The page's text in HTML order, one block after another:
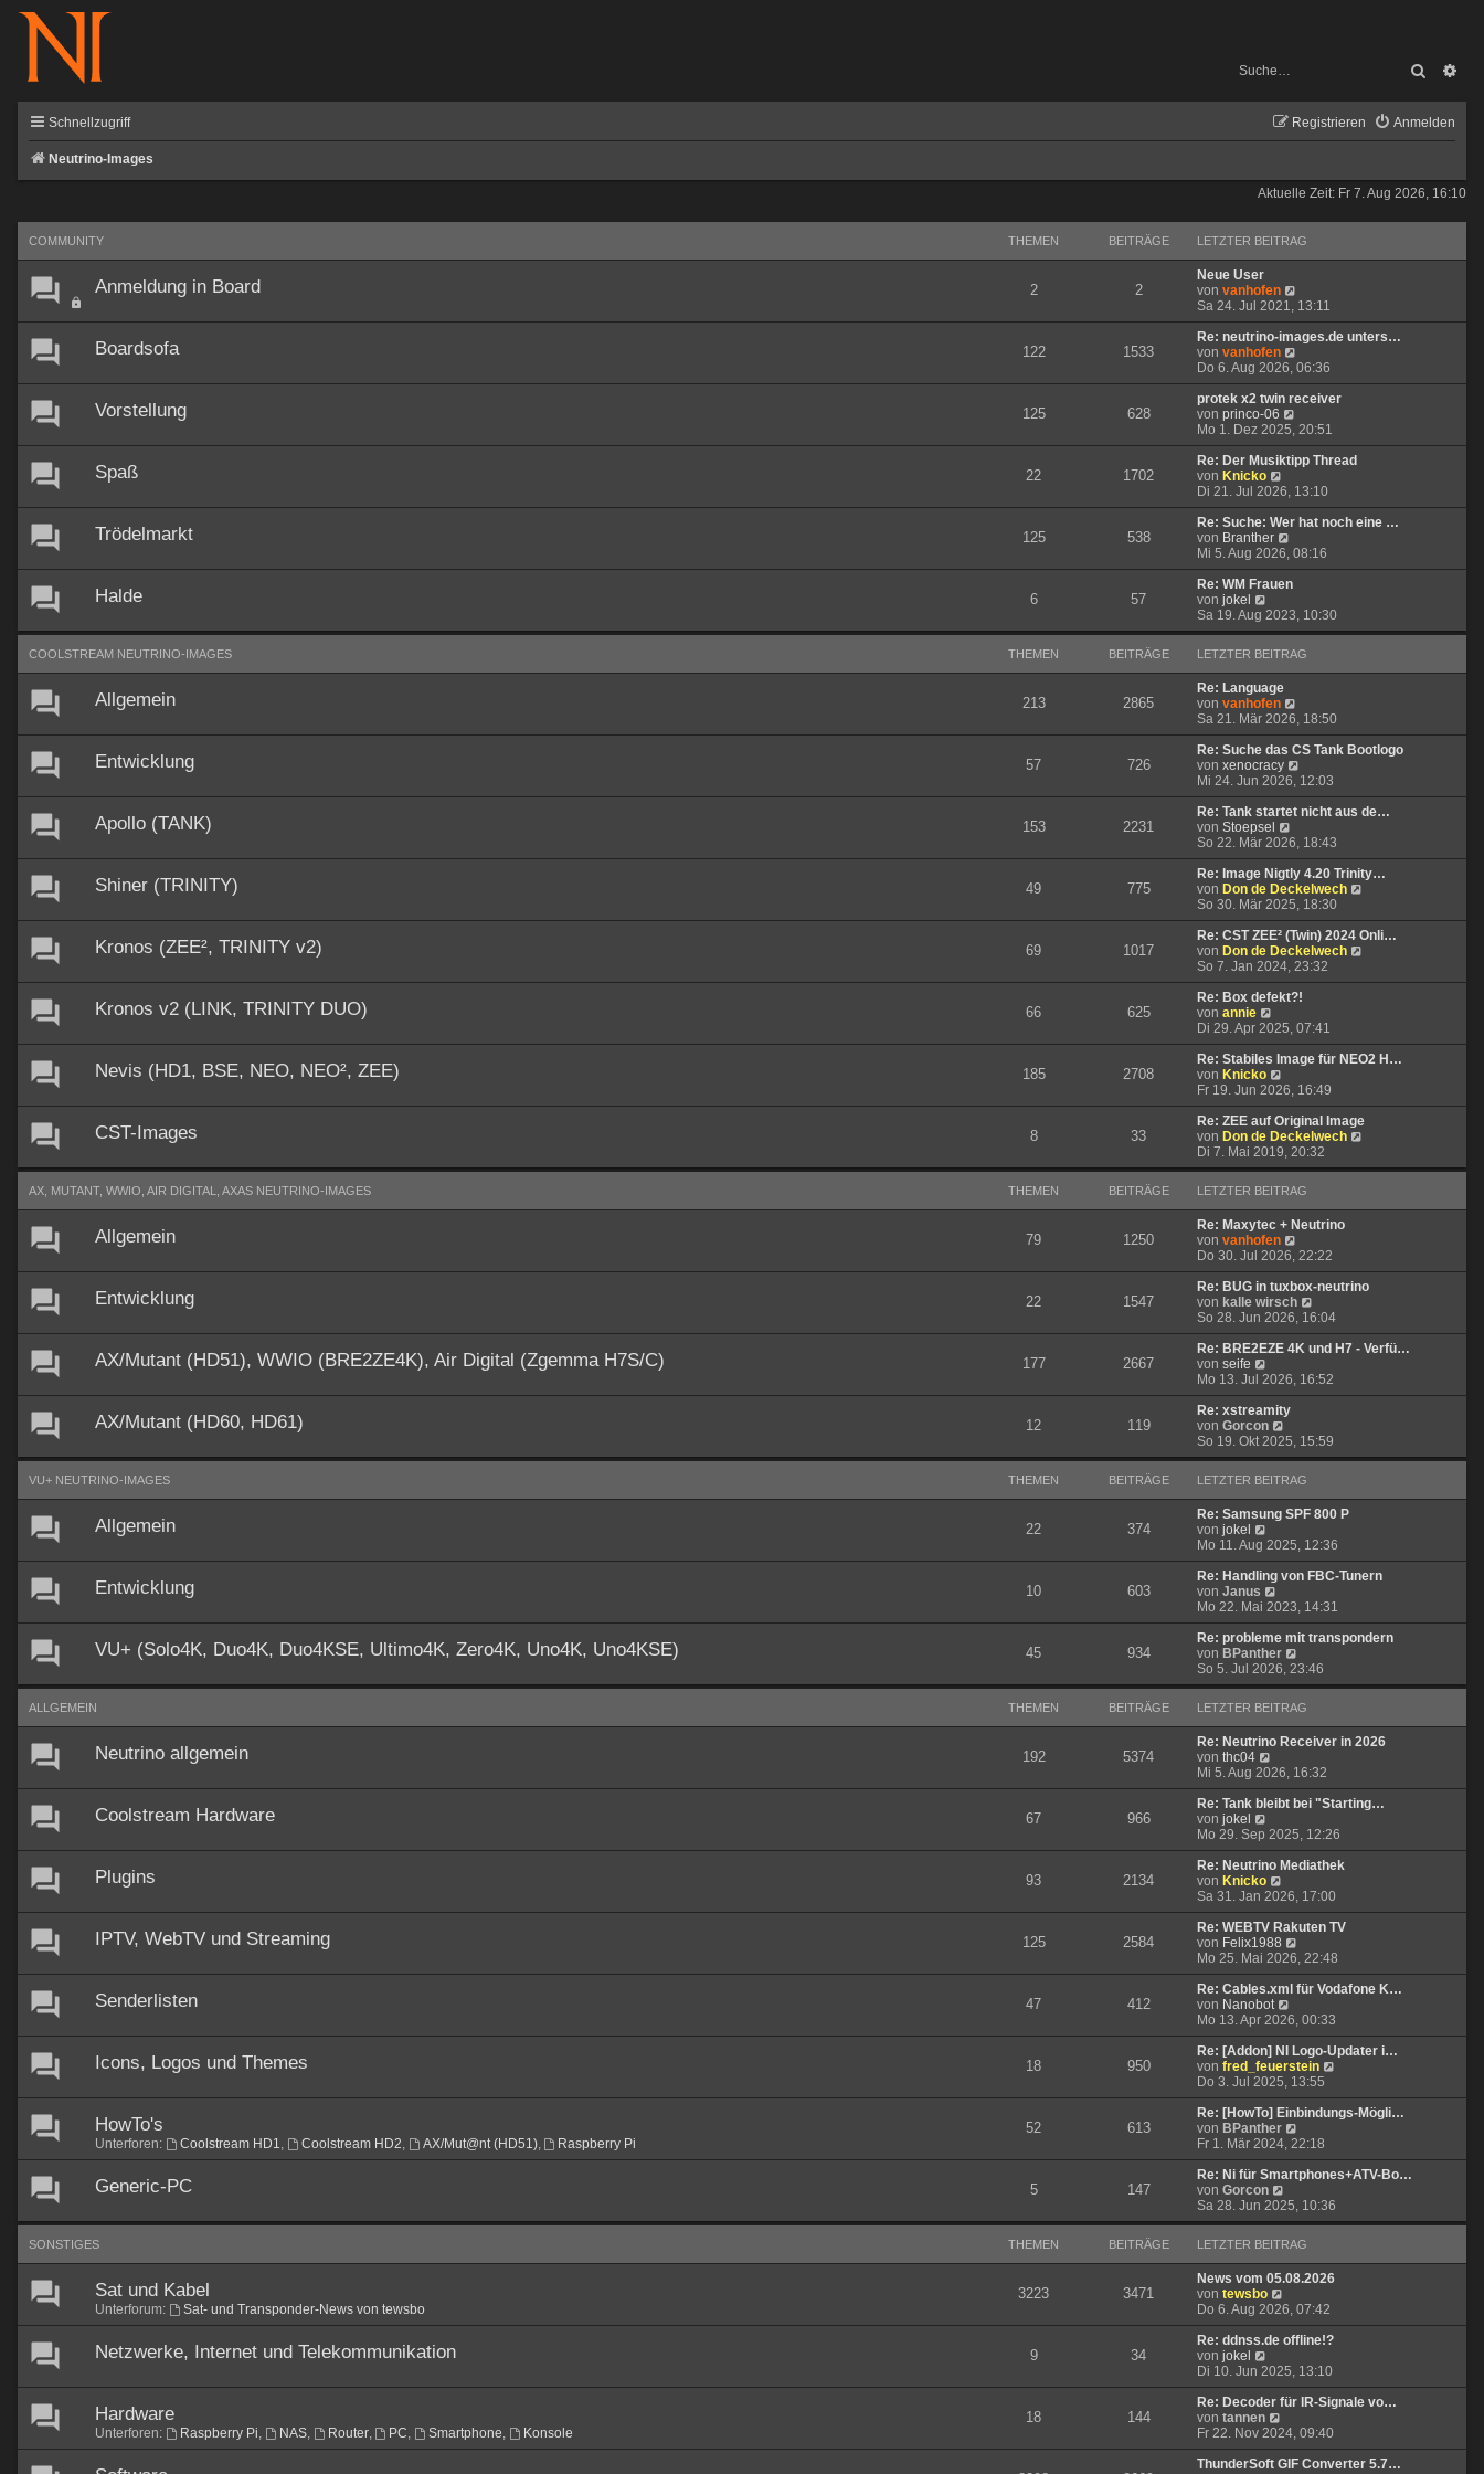
Suche
Schnellzugriff Anmelden
Registrieren
Neutrino-Images
Aktuelle Zeit: Fr 7. Aug 2026, 16:10
COMMUNITY THEMEN BEITRÄGE LETZTER BEITRAG
Anmeldung in Board 2 2
Neue User
von vanhofen
e
u
e
t
e
r
e
i
t
a
g
Sa 24. Jul 2021, 13:11
Boardsofa 122 1533
Re: neutrino-images.de unters…
von vanhofen
e
u
e
t
e
r
e
i
t
a
g
Do 6. Aug 2026, 06:36
Vorstellung 125 628
protek x2 twin receiver
von princo-06
e
u
e
t
e
r
e
i
g
Mo 1. Dez 2025, 20:51
Spaß 22 1702
Re: Der Musiktipp Thread
von Knicko
e
u
e
s
t
e
r
e
i
r
a
g
Di 21. Jul 2026, 13:10
Trödelmarkt 125 538
Re: Suche: Wer hat noch eine …
von Branther
e
u
e
t
e
B
e
t
r
a
g
Mi 5. Aug 2026, 08:16
Halde 6 57
Re: WM Frauen
von jokel
e
u
s
t
e
r
B
e
i
t
r
a
g
Sa 19. Aug 2023, 10:30
COOLSTREAM NEUTRINO-IMAGES THEMEN BEITRÄGE LETZTER BEITRAG
Allgemein 213 2865
Re: Language
von vanhofen
e
u
e
s
e
r
e
i
t
r
a
g
Sa 21. Mär 2026, 18:50
Entwicklung 57 726
Re: Suche das CS Tank Bootlogo
von xenocracy
e
u
e
e
r
B
e
i
t
r
a
g
Mi 24. Jun 2026, 12:03
Apollo (TANK) 153 2231
Re: Tank startet nicht aus de…
von Stoepsel
e
u
e
s
t
e
r
B
e
i
t
a
g
So 22. Mär 2026, 18:43
Shiner (TRINITY) 49 775
Re: Image Nigtly 4.20 Trinity…
von Don de Deckelwech
u
e
e
i
t
g
So 30. Mär 2025, 18:30
Kronos (ZEE², TRINITY v2) 69 1017
Re: CST ZEE² (Twin) 2024 Onli…
von Don de Deckelwech
u
e
r
i
t
g
So 7. Jan 2024, 23:32
Kronos v2 (LINK, TRINITY DUO) 66 625
Re: Box defekt?!
von annie
e
u
e
s
t
e
r
B
e
i
r
a
g
Di 29. Apr 2025, 07:41
Nevis (HD1, BSE, NEO, NEO², ZEE) 185 2708
Re: Stabiles Image für NEO2 H…
von Knicko
e
u
e
s
t
e
B
e
i
t
r
a
g
Fr 19. Jun 2026, 16:49
CST-Images 8 33
Re: ZEE auf Original Image
von Don de Deckelwech
u
t
e
i
a
g
Di 7. Mai 2019, 20:32
AX, MUTANT, WWIO, AIR DIGITAL, AXAS NEUTRINO-IMAGES THEMEN BEITRÄGE LETZTER BEITRAG
Allgemein 79 1250
Re: Maxytec + Neutrino
von vanhofen
e
u
e
s
e
r
e
i
a
g
Do 30. Jul 2026, 22:22
Entwicklung 22 1547
Re: BUG in tuxbox-neutrino
von kalle wirsch
e
u
e
t
e
e
i
a
g
So 28. Jun 2026, 16:04
AX/Mutant (HD51), WWIO (BRE2ZE4K), Air Digital (Zgemma H7S/C) 177 2667
Re: BRE2EZE 4K und H7 - Verfü…
von seife
e
u
e
s
t
e
B
e
i
r
a
g
Mo 13. Jul 2026, 16:52
AX/Mutant (HD60, HD61) 12 119
Re: xstreamity
von Gorcon
e
u
s
t
e
B
e
i
r
a
g
So 19. Okt 2025, 15:59
VU+ NEUTRINO-IMAGES THEMEN BEITRÄGE LETZTER BEITRAG
Allgemein 22 374
Re: Samsung SPF 800 P
von jokel
e
u
e
s
t
e
r
B
e
i
r
a
g
Mo 11. Aug 2025, 12:36
Entwicklung 10 603
Re: Handling von FBC-Tunern
von Janus
e
u
e
s
t
e
B
e
i
r
a
g
Mo 22. Mai 2023, 14:31
VU+ (Solo4K, Duo4K, Duo4KSE, Ultimo4K, Zero4K, Uno4K, Uno4KSE) 45 934
Re: probleme mit transpondern
von BPanther
e
u
s
t
e
B
e
i
r
a
g
So 5. Jul 2026, 23:46
ALLGEMEIN THEMEN BEITRÄGE LETZTER BEITRAG
Neutrino allgemein 192 5374
Re: Neutrino Receiver in 2026
von thc04
e
u
e
t
e
r
B
e
i
t
r
a
g
Mi 5. Aug 2026, 16:32
Coolstream Hardware 67 966
Re: Tank bleibt bei "Starting…
von jokel
e
u
e
s
t
e
r
B
e
i
t
r
a
g
Mo 29. Sep 2025, 12:26
Plugins 93 2134
Re: Neutrino Mediathek
von Knicko
e
u
e
s
t
e
r
B
e
i
t
r
a
g
Sa 31. Jan 2026, 17:00
IPTV, WebTV und Streaming 125 2584
Re: WEBTV Rakuten TV
von Felix1988
e
u
e
e
r
B
e
i
t
a
g
Mo 25. Mai 2026, 22:48
Senderlisten 47 412
Re: Cables.xml für Vodafone K…
von Nanobot
e
u
e
s
t
e
r
B
e
i
t
a
g
Mo 13. Apr 2026, 00:33
Icons, Logos und Themes 18 950
Re: [Addon] NI Logo-Updater i…
von fred_feuerstein
u
e
e
r
i
a
Do 3. Jul 2025, 13:55
HowTo's
Unterforen: Coolstream HD1, Coolstream HD2, AX/Mut@nt (HD51), Raspberry Pi
52 613
Re: [HowTo] Einbindungs-Mögli…
von BPanther
e
u
e
e
B
e
i
r
a
g
Fr 1. Mär 2024, 22:18
Generic-PC 5 147
Re: Ni für Smartphones+ATV-Bo…
von Gorcon
e
u
s
t
e
B
e
i
r
a
g
Sa 28. Jun 2025, 10:36
SONSTIGES THEMEN BEITRÄGE LETZTER BEITRAG
Sat und Kabel
Unterforum: Sat- und Transponder-News von tewsbo
3223 3471
News vom 05.08.2026
von tewsbo
e
u
e
t
e
r
e
i
t
Do 6. Aug 2026, 07:42
Netzwerke, Internet und Telekommunikation 9 34
Re: ddnss.de offline!?
von jokel
e
u
e
s
t
e
r
Di 10. Jun 2025, 13:10
Hardware
Unterforen: Raspberry Pi, NAS, Router, PC, Smartphone, Konsole
18 144
Re: Decoder für IR-Signale vo…
von tannen
e
u
e
Fr 22. Nov 2024, 09:40
ThunderSoft GIF Converter 5.7…